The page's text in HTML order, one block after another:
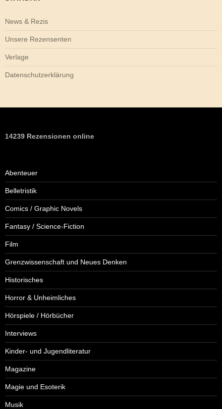
News & Rezis
Unsere Rezensenten
Verlage
Datenschutzerklärung
14239 Rezensionen online
Abenteuer
Belletristik
Comics / Graphic Novels
Fantasy / Science-Fiction
Film
Grenzwissenschaft und Neues Denken
Historisches
Horror & Unheimliches
Hörspiele / Hörbücher
Interviews
Kinder- und Jugendliteratur
Magazine
Magie und Esoterik
Musik